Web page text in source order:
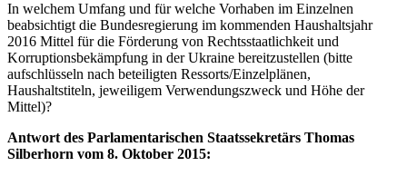
In welchem Umfang und für welche Vorhaben im Einzelnen
beabsichtigt die Bundesregierung im kommenden Haushaltsjahr
2016 Mittel für die Förderung von Rechtsstaatlichkeit und
Korruptionsbekämpfung in der Ukraine bereitzustellen (bitte
aufschlüsseln nach beteiligten Ressorts/Einzelplänen,
Haushaltstiteln, jeweiligem Verwendungszweck und Höhe der
Mittel)?
Antwort des Parlamentarischen Staatssekretärs Thomas
Silberhorn vom 8. Oktober 2015: